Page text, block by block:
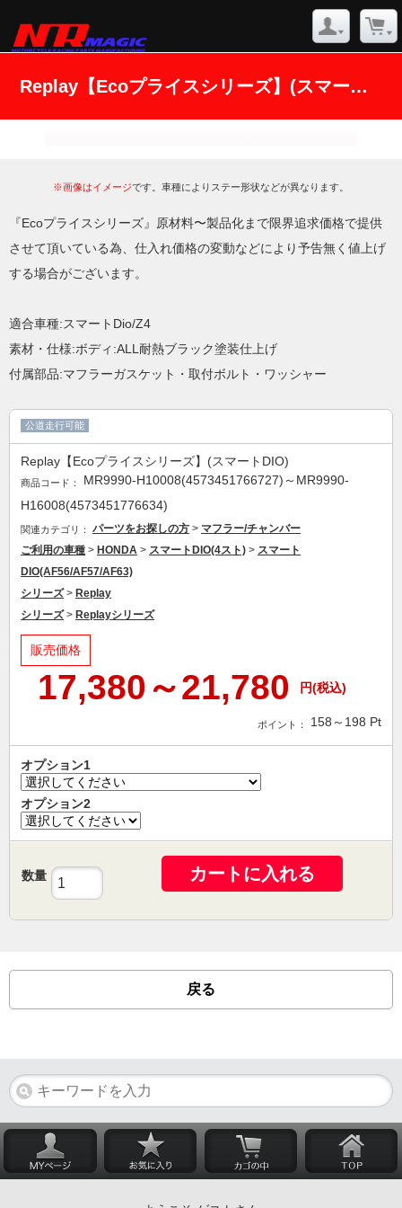
Replay【Ecoプライスシリーズ】(スマートDIO)
※画像はイメージです。車種によりステー形状などが異なります。
『Ecoプライスシリーズ』原材料〜製品化まで限界追求価格で提供
させて頂いている為、仕入れ価格の変動などにより予告無く値上げ
する場合がございます。
適合車種:スマートDio/Z4
素材・仕様:ボディ:ALL耐熱ブラック塗装仕上げ
付属部品:マフラーガスケット・取付ボルト・ワッシャー
公道走行可能
Replay【Ecoプライスシリーズ】(スマートDIO)
商品コード：
MR9990-H10008(4573451766727)～MR9990-
H16008(4573451776634)
関連カテゴリ： パーツをお探しの方 > マフラー/チャンバー
ご利用の車種 > HONDA > スマートDIO(4スト) > スマート
DIO(AF56/AF57/AF63)
シリーズ> Replay
シリーズ> Replayシリーズ
販売価格
17,380～21,780 円(税込)
ポイント： 158～198 Pt
オプション1
オプション2
数量 カートに入れる
戻る